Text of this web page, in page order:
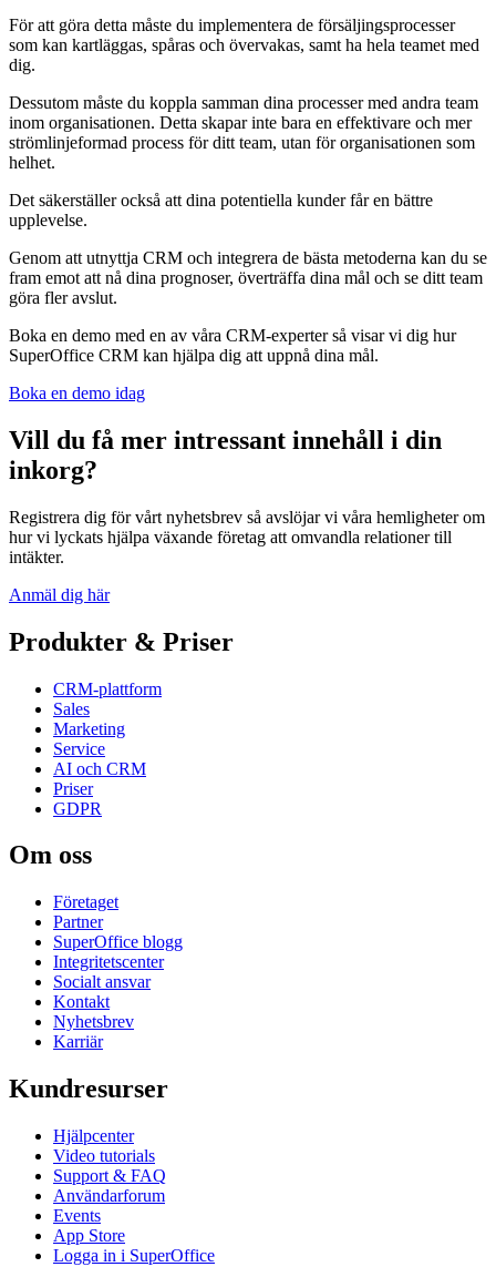
För att göra detta måste du implementera de försäljingsprocesser
som kan kartläggas, spåras och övervakas, samt ha hela teamet med
dig.
Dessutom måste du koppla samman dina processer med andra team
inom organisationen. Detta skapar inte bara en effektivare och mer
strömlinjeformad process för ditt team, utan för organisationen som
helhet.
Det säkerställer också att dina potentiella kunder får en bättre
upplevelse.
Genom att utnyttja CRM och integrera de bästa metoderna kan du se
fram emot att nå dina prognoser, överträffa dina mål och se ditt team
göra fler avslut.
Boka en demo med en av våra CRM-experter så visar vi dig hur
SuperOffice CRM kan hjälpa dig att uppnå dina mål.
Boka en demo idag
Vill du få mer intressant innehåll i din
inkorg?
Registrera dig för vårt nyhetsbrev så avslöjar vi våra hemligheter om
hur vi lyckats hjälpa växande företag att omvandla relationer till
intäkter.
Anmäl dig här
Produkter & Priser
CRM-plattform
Sales
Marketing
Service
AI och CRM
Priser
GDPR
Om oss
Företaget
Partner
SuperOffice blogg
Integritetscenter
Socialt ansvar
Kontakt
Nyhetsbrev
Karriär
Kundresurser
Hjälpcenter
Video tutorials
Support & FAQ
Användarforum
Events
App Store
Logga in i SuperOffice